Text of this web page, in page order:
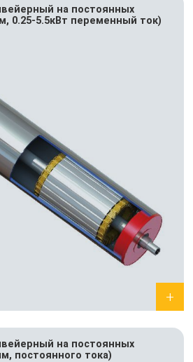
на постоянных
0.25-5.5кВт переменный ток)
на постоянных
постоянного тока)